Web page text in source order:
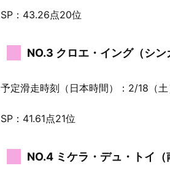
SP：43.26点20位
NO.3 クロエ・イング（シン
予定滑走時刻（日本時間）：2/18（
SP：41.61点21位
NO.4 ミケラ・デュ・トイ